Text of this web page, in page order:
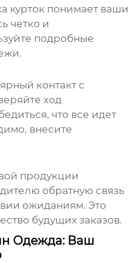
курток понимает ваши
четко и
подробные
контакт с
ход
что все идет
внесите
продукции
обратную связь
ожиданиям. Это
будущих заказов.
Одежда: Ваш